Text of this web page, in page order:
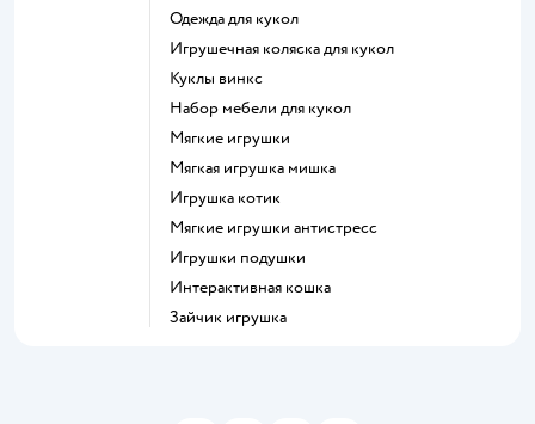
Одежда для кукол
Игрушечная коляска для кукол
Куклы винкс
Набор мебели для кукол
Мягкие игрушки
Мягкая игрушка мишка
Игрушка котик
Мягкие игрушки антистресс
Игрушки подушки
Интерактивная кошка
Зайчик игрушка